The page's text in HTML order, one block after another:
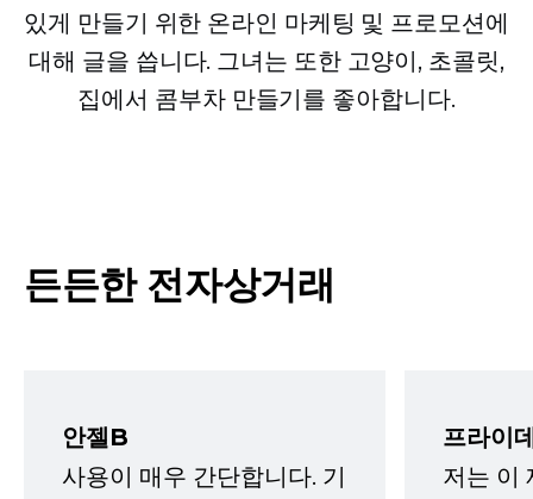
있게 만들기 위한 온라인 마케팅 및 프로모션에
대해 글을 씁니다. 그녀는 또한 고양이, 초콜릿,
집에서 콤부차 만들기를 좋아합니다.
든든한 전자상거래
안젤B
사용이 매우 간단합니다. 기
프라이
저는 이